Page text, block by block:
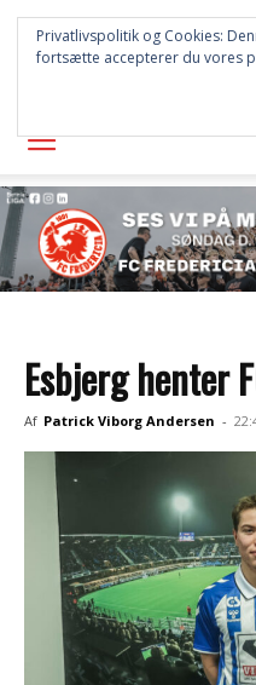
Esbjerg henter
Af Patrick Viborg Andersen -
Privatlivspolitik og Cookies:
fortsætte accepterer du vores